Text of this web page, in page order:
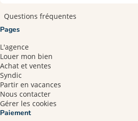
Questions fréquentes
Pages
L'agence
Louer mon bien
Achat et ventes
Syndic
Partir en vacances
Nous contacter
Gérer les cookies
Paiement